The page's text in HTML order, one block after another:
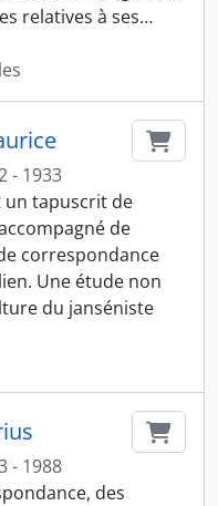
relatives à ses…
- 1933
tapuscrit de
de
correspondance
Une étude non
du janséniste
- 1988
des